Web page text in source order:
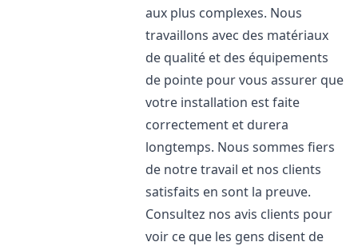
aux plus complexes. Nous
travaillons avec des matériaux
de qualité et des équipements
de pointe pour vous assurer que
votre installation est faite
correctement et durera
longtemps. Nous sommes fiers
de notre travail et nos clients
satisfaits en sont la preuve.
Consultez nos avis clients pour
voir ce que les gens disent de